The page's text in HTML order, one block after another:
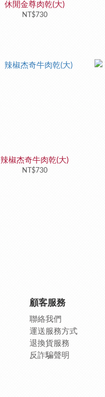
休閒金尊肉乾(大)
NT$730
辣椒杰奇牛肉乾(大)
NT$730
顧客服務
聯絡我們
運送服務方式
退換貨服務
反詐騙聲明